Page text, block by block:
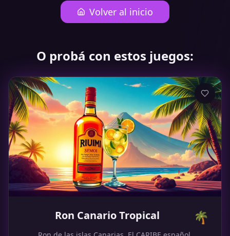
Volver al inicio
O probá con estos juegos:
Ron Canario Tropical 🌴